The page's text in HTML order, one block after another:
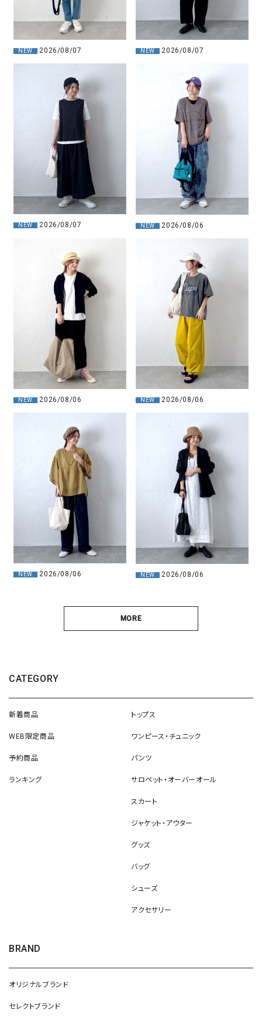
NEW 2026/08/07 NEW 2026/08/07
NEW 2026/08/07 NEW 2026/08/06
NEW 2026/08/06 NEW 2026/08/06
NEW 2026/08/06 NEW 2026/08/06
MORE
CATEGORY
新着商品
WEB限定商品
予約商品
ランキング
トップス
ワンピース・チュニック
パンツ
サロペット・オーバーオール
スカート
ジャケット・アウター
グッズ
バッグ
シューズ
アクセサリー
BRAND
オリジナルブランド
セレクトブランド